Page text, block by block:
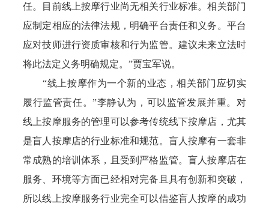
任。目前线上按摩行业尚无相关行业标准。相关部门
应制定相应的法律法规，明确平台责任和义务。平台
应对技师进行资质审核和行为监管。建议未来立法时
将此法定义务明确规定。”贾宝军说。
“线上按摩作为一个新的业态，相关部门应切实
履行监管责任。”李静认为，可以监管发展并重。对
线上按摩服务的管理可以参考传统线下按摩店，尤其
是盲人按摩店的行业标准和规范。盲人按摩有一套非
常成熟的培训体系，且受到严格监管。盲人按摩店在
服务、环境等方面已经相对完备且具有创新和突破，
所以线上按摩服务行业完全可以借鉴盲人按摩的成功